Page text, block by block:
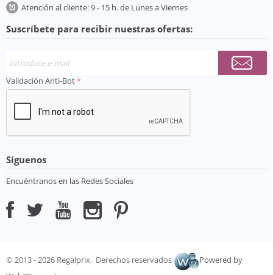
Atención al cliente: 9 - 15 h. de Lunes a Viernes
Suscríbete para recibir nuestras ofertas:
Validación Anti-Bot
Síguenos
Encuéntranos en las Redes Sociales
© 2013 - 2026 Regalprix. Derechos reservados
Powered by